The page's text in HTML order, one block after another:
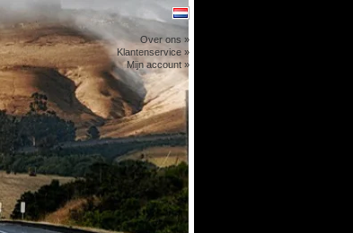
Over ons »
Klantenservice »
Mijn account »